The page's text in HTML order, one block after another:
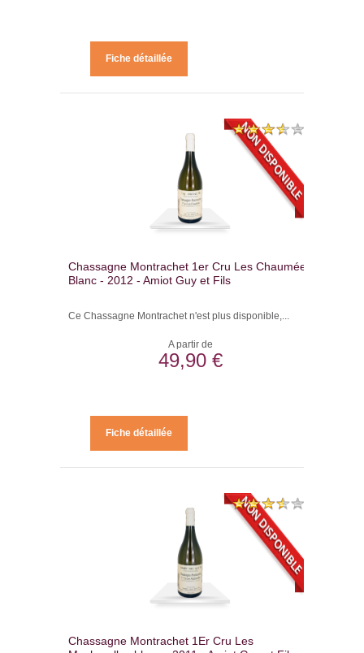
Fiche détaillée
Chassagne Montrachet 1er Cru Les Chaumées
Blanc - 2012 - Amiot Guy et Fils
Ce Chassagne Montrachet n'est plus disponible,...
A partir de
49,90 €
Fiche détaillée
Chassagne Montrachet 1Er Cru Les